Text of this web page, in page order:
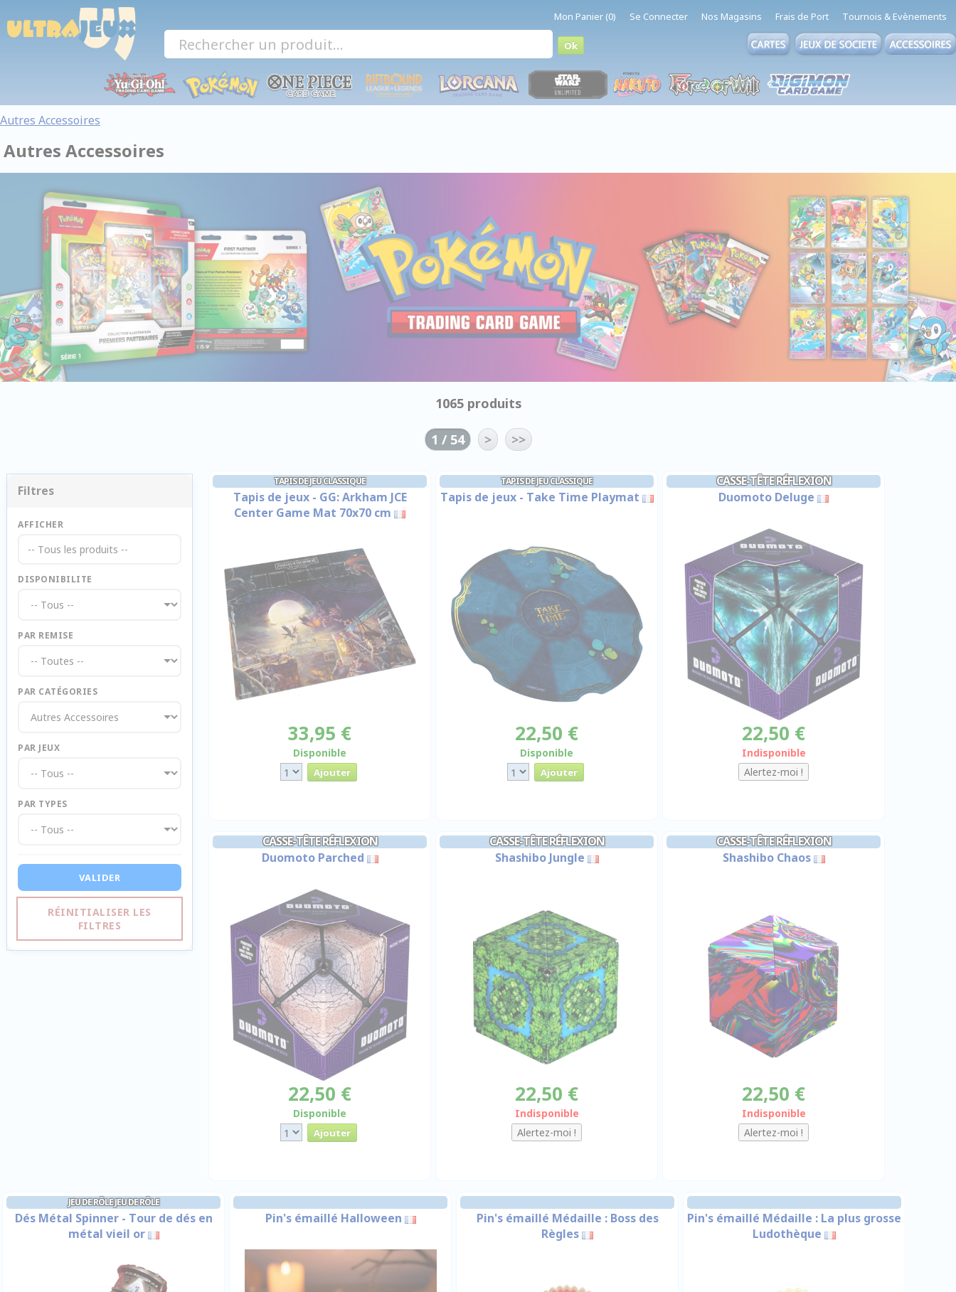
Mon Panier (0) Se Connecter Nos Magasins Frais de Port Tournois & Evènements
Autres Accessoires
Autres Accessoires
1065 produits
1 / 54 > >>
Filtres
AFFICHER
-- Tous les produits --
DISPONIBILITE
PAR REMISE
PAR CATÉGORIES
PAR JEUX
PAR TYPES
VALIDER
RÉINITIALISER LES
FILTRES
TAPIS DE JEU CLASSIQUE
Tapis de jeux - GG: Arkham JCE
Center Game Mat 70x70 cm
33,95 €
Disponible
TAPIS DE JEU CLASSIQUE
Tapis de jeux - Take Time Playmat
22,50 €
Disponible
CASSE-TÊTE RÉFLEXION
Duomoto Deluge
22,50 €
Indisponible
CASSE-TÊTE RÉFLEXION
Duomoto Parched
22,50 €
Disponible
CASSE-TÊTE RÉFLEXION
Shashibo Jungle
22,50 €
Indisponible
CASSE-TÊTE RÉFLEXION
Shashibo Chaos
22,50 €
Indisponible
JEU DE RÔLE JEU DE RÔLE
Dés Métal Spinner - Tour de dés en
métal vieil or
Pin's émaillé Halloween
Pin's émaillé Médaille : Boss des
Règles
Pin's émaillé Médaille : La plus grosse
Ludothèque
Panneau de gestion des cookies